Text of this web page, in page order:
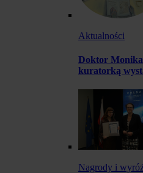
Aktualności
Doktor Monika
kuratorką
Nagrody i